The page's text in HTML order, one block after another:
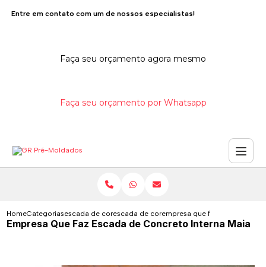
Entre em contato com um de nossos especialistas!
Faça seu orçamento agora mesmo
Faça seu orçamento por Whatsapp
HomeCategoriasescada de concretoescada de concreto com viga central
empresa que faz escada de
Empresa Que Faz Escada de Concreto Interna Maia